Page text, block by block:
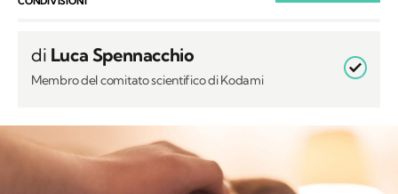
Membro del comitato scientifico di Kodami